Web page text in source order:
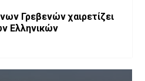
Γρεβενών χαιρετίζει
Ελληνικών